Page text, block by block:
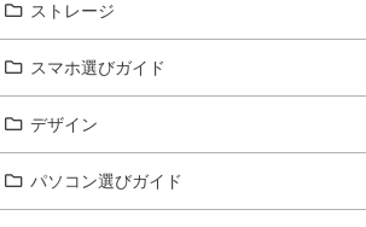
ストレージ
スマホ選びガイド
デザイン
パソコン選びガイド